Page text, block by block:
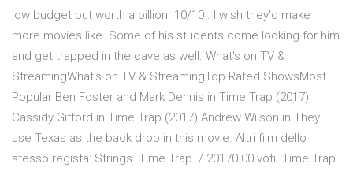
low budget but worth a billion. 10/10 . I wish they'd make
more movies like Some of his students come looking for him
and get trapped in the cave as well. What's on TV &
StreamingWhat's on TV & StreamingTop Rated ShowsMost
Popular Ben Foster and Mark Dennis in Time Trap (2017)
Cassidy Gifford in Time Trap (2017) Andrew Wilson in They
use Texas as the back drop in this movie. Altri film dello
stesso regista: Strings. Time Trap. / 20170.00 voti. Time Trap.